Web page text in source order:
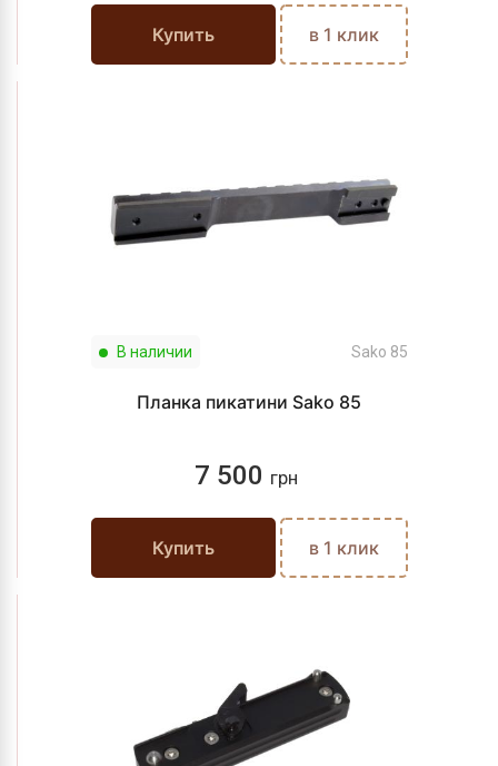
Купить в 1 клик
В наличии Sako 85
Планка пикатини Sako 85
7 500 грн
Купить в 1 клик